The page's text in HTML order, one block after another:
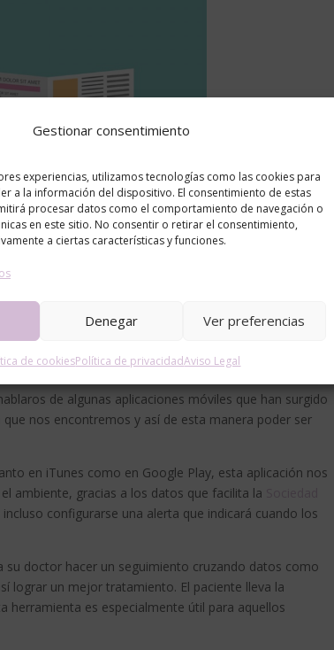
Gestionar consentimiento
experiencias, utilizamos tecnologías como las cookies para
a la información del dispositivo. El consentimiento de estas
procesar datos como el comportamiento de navegación o
en este sitio. No consentir o retirar el consentimiento,
a ciertas características y funciones.
Denegar Ver preferencias
de cookiesPolítica de privacidadAviso Legal
de algunas aplicaciones móviles que han surgido
nos encontremos y así de esta manera poder ser
en iTunes como en Google Play, esta aplicación nos
ambiente, gracias a los datos que facilita la
incluso configurarse una alerta que indicará cuando los
su doctor hacer un seguimiento cruzando datos como
lograr un mejor tratamiento. El paciente lleva la
herramienta es especialmente útil para aquellos